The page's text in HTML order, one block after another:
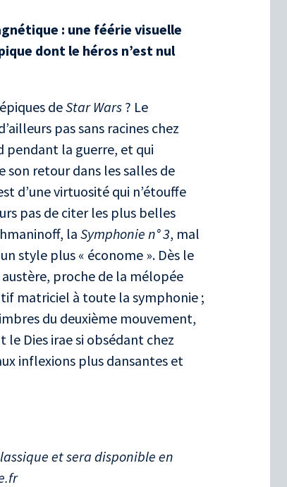
: une féérie visuelle
dont le héros n’est nul
deStar Wars ? Le
pas sans racines chez
la guerre, et qui
son retour dans les salles de
d’une virtuosité qui n’étouffe
pas de citer les plus belles
la Symphonie n°3, mal
style plus « économe ». Dès le
proche de la mélopée
matriciel à toute la symphonie ;
du deuxième mouvement,
Dies irae si obsédant chez
inflexions plus dansantes et
et sera disponible en